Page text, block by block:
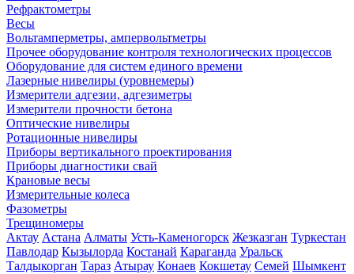
Рефрактометры
Весы
Вольтамперметры, ампервольтметры
Прочее оборудование контроля технологических процессов
Оборудование для систем единого времени
Лазерные нивелиры (уровнемеры)
Измерители адгезии, адгезиметры
Измерители прочности бетона
Оптические нивелиры
Ротационные нивелиры
Приборы вертикального проектирования
Приборы диагностики свай
Крановые весы
Измерительные колеса
Фазометры
Трещиномеры
Актау Астана Алматы Усть-Каменогорск Жезказган Туркестан
Павлодар Кызылорда Костанай Караганда Уральск
Талдыкорган Тараз Атырау Конаев Кокшетау Семей Шымкент